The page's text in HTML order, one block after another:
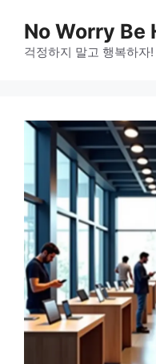
content
No Worry Be
걱정하지 말고 행복하자!